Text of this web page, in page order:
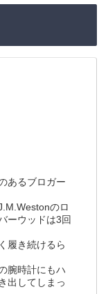
あるブロガー
のロ
ーウッドは3回
履き続けるら
腕時計にもハ
出してしまっ